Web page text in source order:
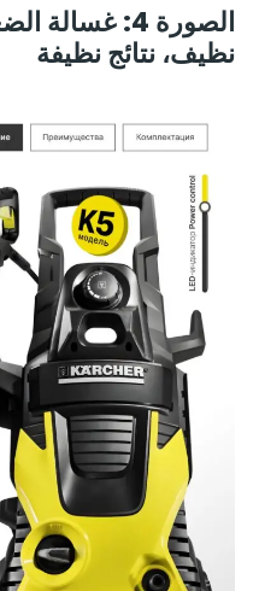
الصورة 4:
نظيف، نتائج نظيفة